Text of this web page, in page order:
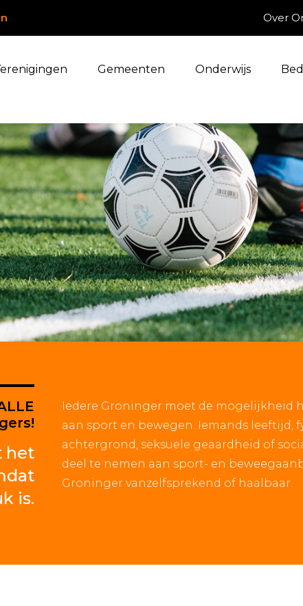
Over
Gemeenten Onderwijs
het
is.
Iedere Groninger moet de mogelijkheid
aan sport en bewegen. Iemands leeftijd,
achtergrond, seksuele geaardheid of
deel te nemen aan sport- en
Groninger vanzelfsprekend of haalbaar.